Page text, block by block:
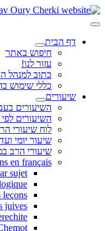
דף הבית
חיפוש באתר
עזור לנו!
כתוב למנהל
כללי שימוש
שיעורים
השיעורים
השיעורים
לוח שיעורי
שיעור יומי
שיעורי הרב
en français
sujet
leçons
juives